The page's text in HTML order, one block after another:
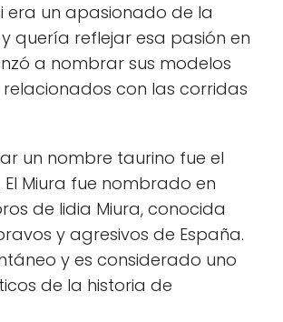
era un apasionado de la
quería reflejar esa pasión en
a nombrar sus modelos
con las corridas
un nombre taurino fue el
Miura fue nombrado en
de lidia Miura, conocida
y agresivos de España.
y es considerado uno
de la historia de